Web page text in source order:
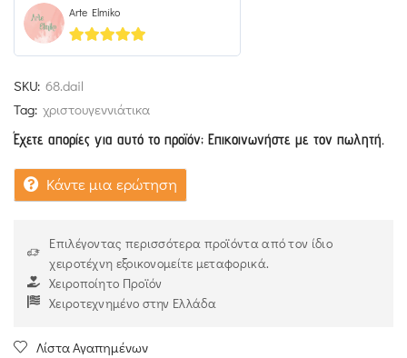
Arte Elmiko
5out of 5
SKU: 68.dail
Tag: χριστουγεννιάτικα
Έχετε απορίες για αυτό το προϊόν; Επικοινωνήστε με τον πωλητή.
Κάντε μια ερώτηση
Επιλέγοντας περισσότερα προϊόντα από τον ίδιο
χειροτέχνη εξοικονομείτε μεταφορικά.
Χειροποίητο Προϊόν
Χειροτεχνημένο στην Ελλάδα
Λίστα Αγαπημένων